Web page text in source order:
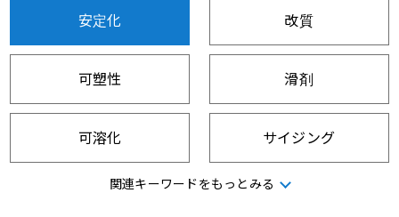
安定化 改質
可塑性 滑剤
可溶化 サイジング
関連キーワードをもっとみる